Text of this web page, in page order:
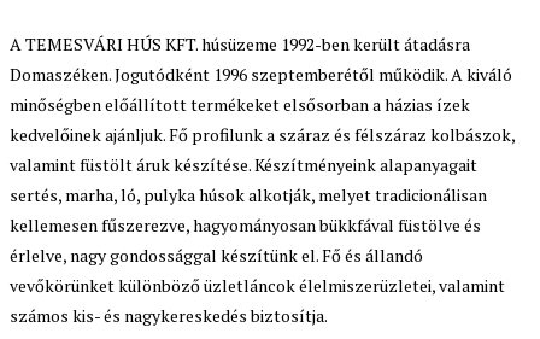
A TEMESVÁRI HÚS KFT. húsüzeme 1992-ben került átadásra
Domaszéken. Jogutódként 1996 szeptemberétől működik. A kiváló
minőségben előállított termékeket elsősorban a házias ízek
kedvelőinek ajánljuk. Fő profilunk a száraz és félszáraz kolbászok,
valamint füstölt áruk készítése. Készítményeink alapanyagait
sertés, marha, ló, pulyka húsok alkotják, melyet tradicionálisan
kellemesen fűszerezve, hagyományosan bükkfával füstölve és
érlelve, nagy gondossággal készítünk el. Fő és állandó
vevőkörünket különböző üzletláncok élelmiszerüzletei, valamint
számos kis- és nagykereskedés biztosítja.